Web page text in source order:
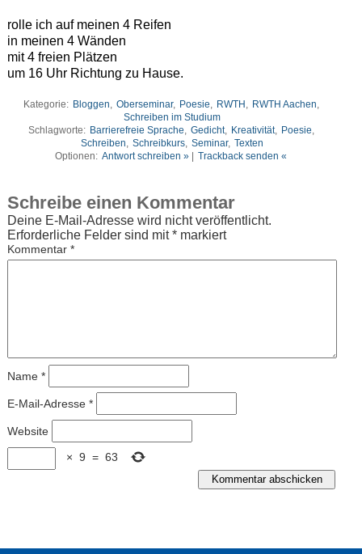
rolle ich auf meinen 4 Reifen
in meinen 4 Wänden
mit 4 freien Plätzen
um 16 Uhr Richtung zu Hause.
Kategorie: Bloggen, Oberseminar, Poesie, RWTH, RWTH Aachen,
Schreiben im Studium
Schlagworte: Barrierefreie Sprache, Gedicht, Kreativität, Poesie,
Schreiben, Schreibkurs, Seminar, Texten
Optionen: Antwort schreiben » | Trackback senden «
Schreibe einen Kommentar
Deine E-Mail-Adresse wird nicht veröffentlicht.
Erforderliche Felder sind mit*markiert
Kommentar *
Name *
E-Mail-Adresse *
Website
× 9 = 63